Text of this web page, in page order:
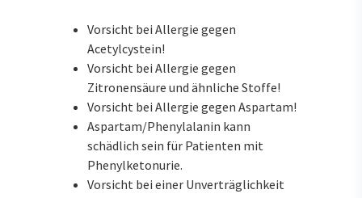
Vorsicht bei Allergie gegen
Acetylcystein!
Vorsicht bei Allergie gegen
Zitronensäure und ähnliche Stoffe!
Vorsicht bei Allergie gegen Aspartam!
Aspartam/Phenylalanin kann
schädlich sein für Patienten mit
Phenylketonurie.
Vorsicht bei einer Unverträglichkeit